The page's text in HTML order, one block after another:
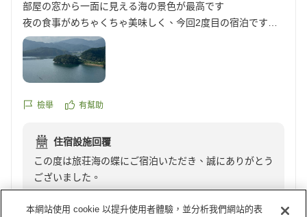
部屋の窓から一面に見える海の景色が最高です
夜の食事がめちゃくちゃ美味しく、今回2度目の宿泊ですが
夜の食事の良さが決めてになりました
ただ、朝食が夜の食事と比較すると残念な内容だと思いま
他の画像やクチコミの詳細はこちらから
reviewId=33123478140835
檢舉 有幫助
住宿設施回覆
この度は旅荘海の蝶にご宿泊いただき、誠にありがとう
ございました。
また、ご多用の中、貴重なクチコミをお寄せいただきま
したこと、心より御礼申し上げます。
本網站使用 cookie 以提升使用者體驗，並分析我們網站的表